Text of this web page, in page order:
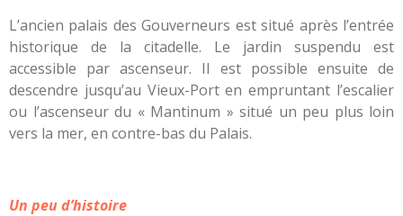
L’ancien palais des Gouverneurs est situé après l’entrée
historique de la citadelle. Le jardin suspendu est
accessible par ascenseur. Il est possible ensuite de
descendre jusqu’au Vieux-Port en empruntant l’escalier
ou l’ascenseur du « Mantinum » situé un peu plus loin
vers la mer, en contre-bas du Palais.
Un peu d’histoire